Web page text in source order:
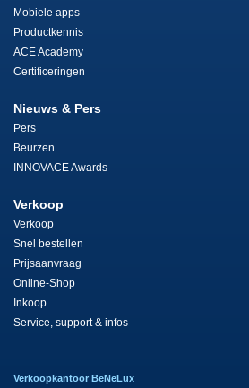
Mobiele apps
Productkennis
ACE Academy
Certificeringen
Nieuws & Pers
Pers
Beurzen
INNOVACE Awards
Verkoop
Verkoop
Snel bestellen
Prijsaanvraag
Online-Shop
Inkoop
Service, support & infos
Verkoopkantoor BeNeLux